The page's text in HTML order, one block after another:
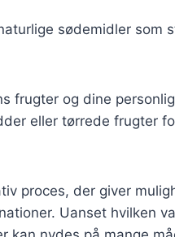
sødemidler som
frugter og dine
eller tørrede frugter
proces, der giver
Uanset hvilken